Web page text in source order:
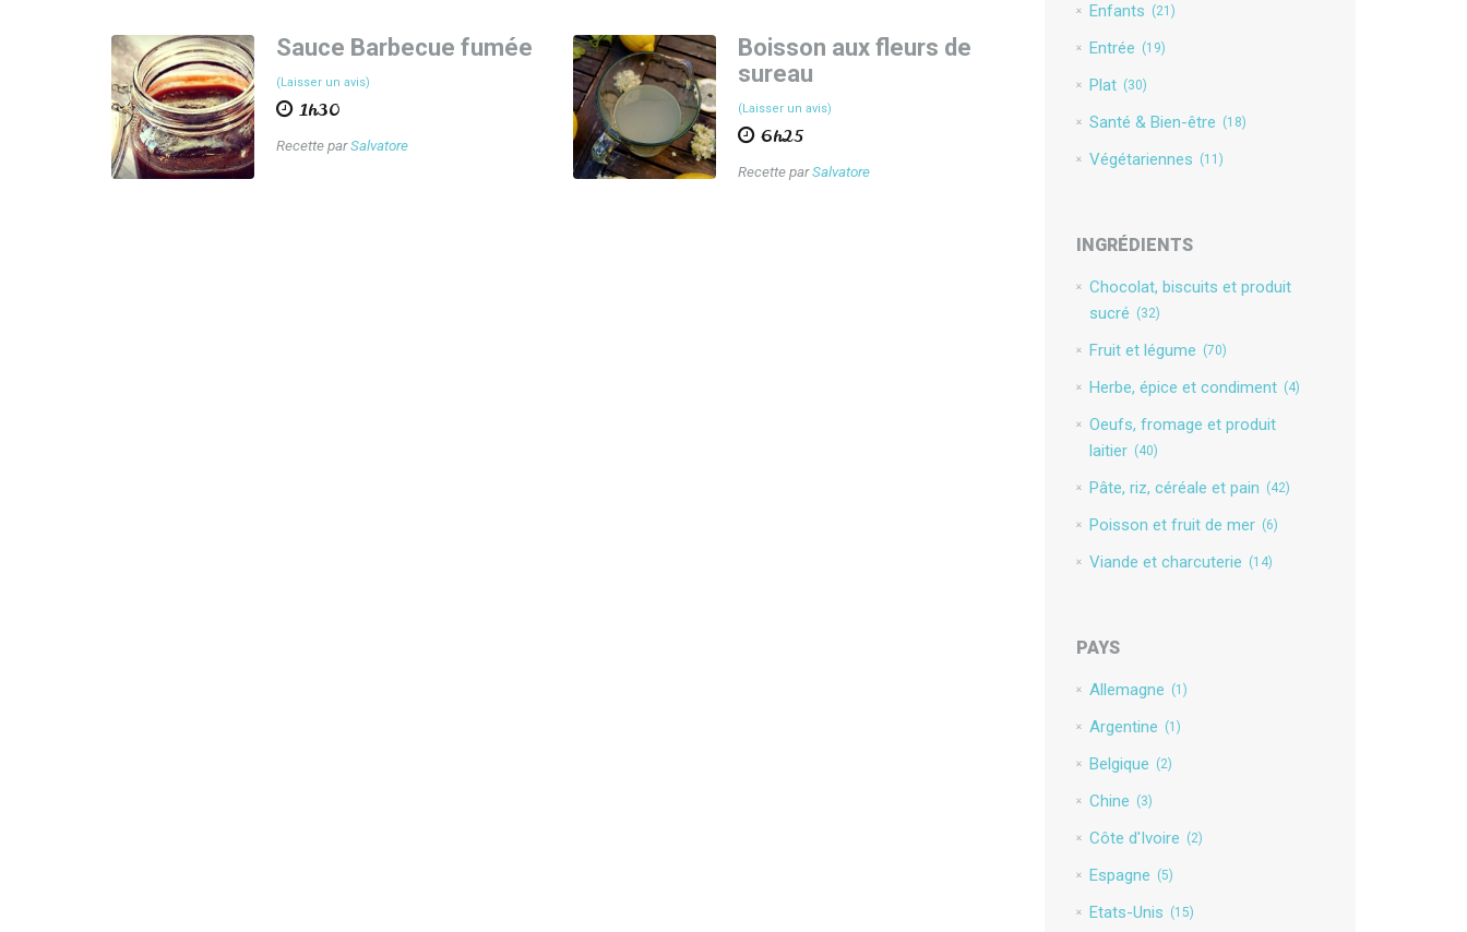
Sauce Barbecue fumée
(Laisser un avis)
1h30
Recette parSalvatore
Boisson aux fleurs de
sureau
(Laisser un avis)
6h25
Recette parSalvatore
Enfants (21)
Entrée (19)
Plat (30)
Santé & Bien-être (18)
Végétariennes (11)
INGRÉDIENTS
Chocolat, biscuits et produit
sucré (32)
Fruit et légume (70)
Herbe, épice et condiment (4)
Oeufs, fromage et produit
laitier (40)
Pâte, riz, céréale et pain (42)
Poisson et fruit de mer (6)
Viande et charcuterie (14)
PAYS
Allemagne (1)
Argentine (1)
Belgique (2)
Chine (3)
Côte d'Ivoire (2)
Espagne (5)
Etats-Unis (15)